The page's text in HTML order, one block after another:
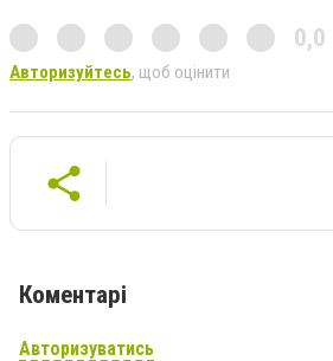
0,0
Авторизуйтесь, щоб оцінити
Коментарі
Авторизуватись